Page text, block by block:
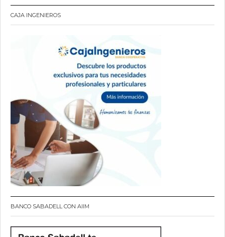
CAJA INGENIEROS
BANCO SABADELL CON AIIM